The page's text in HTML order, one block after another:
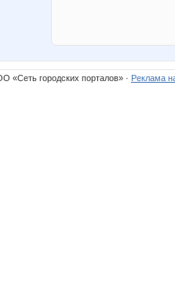
«Сеть городских порталов» · Реклама